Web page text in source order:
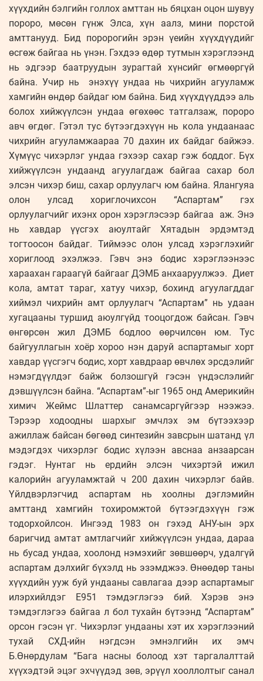
хүүхдийн бэлгийн голлох амттан нь бяцхан оцон шувуу
пороро, мөсөн гүнж Элса, хүн аалз, мини порстой
амттанууд. Бид поророгийн эрэн үеийн хүүхдүүдийг
өсгөж байгаа нь үнэн. Гэхдээ өдөр тутмын хэрэглээнд
нь эдгээр баатруудын зурагтай хүнсийг өгмөөргүй
байна. Учир нь энэхүү ундаа нь чихрийн агууламж
хамгийн өндөр байдаг юм байна. Бид хүүхдүүддээ аль
болох хийжүүлсэн ундаа өгөхөөс татгалзаж, пороро
авч өгдөг. Гэтэл тус бүтээгдэхүүн нь кола ундаанаас
чихрийн агууламжаараа 70 дахин их байдаг байжээ.
Хүмүүс чихэрлэг ундаа гэхээр сахар гэж боддог. Бүх
хийжүүлсэн ундаанд агуулагдаж байгаа сахар бол
элсэн чихэр биш, сахар орлуулагч юм байна. Ялангуяа
олон улсад хориглочихсон “Аспартам” гэх
орлуулагчийг ихэнх орон хэрэглэсээр байгаа аж. Энэ
нь хавдар үүсгэх аюултайг Хятадын эрдэмтэд
тогтоосон байдаг. Тиймээс олон улсад хэрэглэхийг
хориглоод эхэлжээ. Гэвч энэ бодис хэрэглээнээс
хараахан гараагүй байгааг ДЭМБ анхааруулжээ. Диет
кола, амтат тараг, хатуу чихэр, бохинд агуулагддаг
хиймэл чихрийн амт орлуулагч “Аспартам” нь удаан
хугацааны туршид аюулгүйд тооцогдож байсан. Гэвч
өнгөрсөн жил ДЭМБ бодлоо өөрчилсөн юм. Тус
байгууллагын хоёр хороо нэн даруй аспартамыг хорт
хавдар үүсгэгч бодис, хорт хавдраар өвчлөх эрсдэлийг
нэмэгдүүлдэг байж болзошгүй гэсэн үндэслэлийг
дэвшүүлсэн байна. “Аспартам”-ыг 1965 онд Америкийн
химич Жеймс Шлаттер санамсаргүйгээр нээжээ.
Тэрээр ходоодны шархыг эмчлэх эм бүтээхээр
ажиллаж байсан бөгөөд синтезийн завсрын шатанд үл
мэдэгдэх чихэрлэг бодис хүлээн авснаа анзаарсан
гэдэг. Нунтаг нь ердийн элсэн чихэртэй ижил
калорийн агууламжтай ч 200 дахин чихэрлэг байв.
Үйлдвэрлэгчид аспартам нь хоолны дэглэмийн
амттанд хамгийн тохиромжтой бүтээгдэхүүн гэж
тодорхойлсон. Ингээд 1983 он гэхэд АНУ-ын эрх
баригчид амтат амтлагчийг хийжүүлсэн ундаа, дараа
нь бусад ундаа, хоолонд нэмэхийг зөвшөөрч, удалгүй
аспартам дэлхийг бүхэлд нь эзэмджээ. Өнөөдөр таны
хүүхдийн ууж буй ундааны савлагаа дээр аспартамыг
илэрхийлдэг E951 тэмдэглэгээ бий. Хэрэв энэ
тэмдэглэгээ байгаа л бол тухайн бүтээнд “Аспартам”
орсон гэсэн үг. Чихэрлэг ундааны хэт их хэрэглээний
тухай СХД-ийн нэгдсэн эмнэлгийн их эмч
Б.Өнөрдулам “Бага насны болоод хэт таргалалттай
хүүхэдтэй эцэг эхчүүдэд зөв, эрүүл хооллолтыг санал